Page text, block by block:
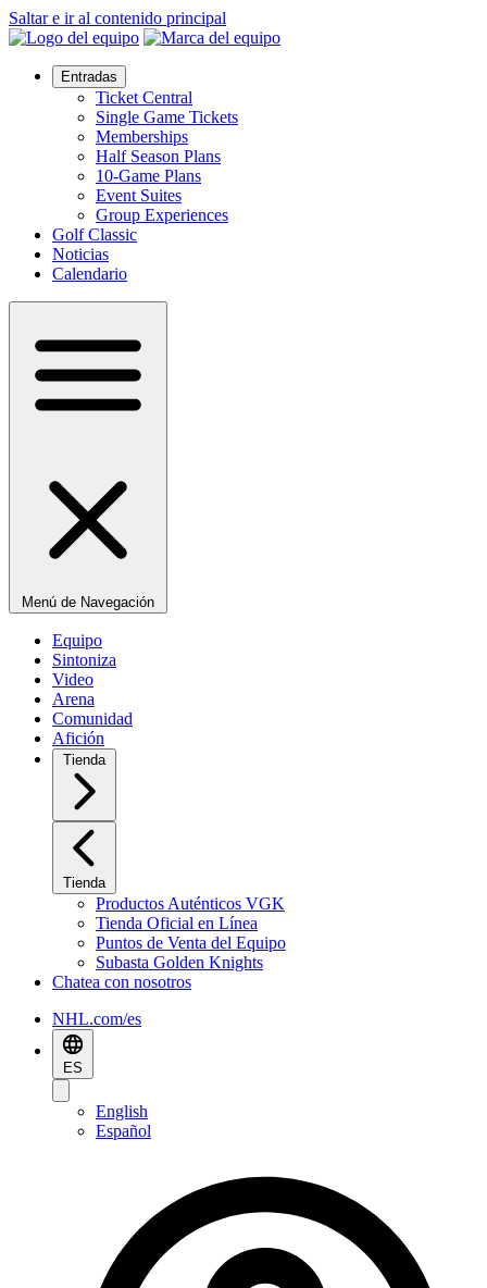
Saltar e ir al contenido principal
Entradas
Ticket Central
Single Game Tickets
Memberships
Half Season Plans
10-Game Plans
Event Suites
Group Experiences
Golf Classic
Noticias
Calendario
Menú de Navegación
Equipo
Sintoniza
Video
Arena
Comunidad
Afición
Tienda
Tienda
Productos Auténticos VGK
Tienda Oficial en Línea
Puntos de Venta del Equipo
Subasta Golden Knights
Chatea con nosotros
NHL.com/es
ES
English
Español